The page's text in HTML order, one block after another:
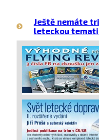
Ještě nemáte
leteckou